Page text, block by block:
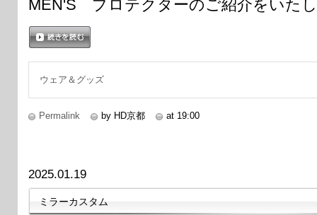
MEN'S プロテクターのご紹介をいた
ウェア＆グッズ
Permalink by HD京都 at 19:00
2025.01.19
ミラーカスタム